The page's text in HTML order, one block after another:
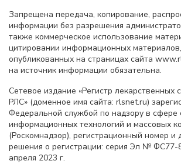
Запрещена передача, копирование,
информации без разрешения
также коммерческое использование
цитировании информационных материалов,
опубликованных на страницах сайта
на источник информации обязательна.
Сетевое издание «Регистр лекарственных
РЛС» (доменное имя сайта: rlsnet.ru)
Федеральной службой по надзору в сфере
информационных технологий и массовых
(Роскомнадзор), регистрационный номер и
решения о регистрации: серия Эл № ФС77-
апреля 2023 г.